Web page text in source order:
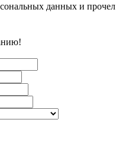
данных и прочел